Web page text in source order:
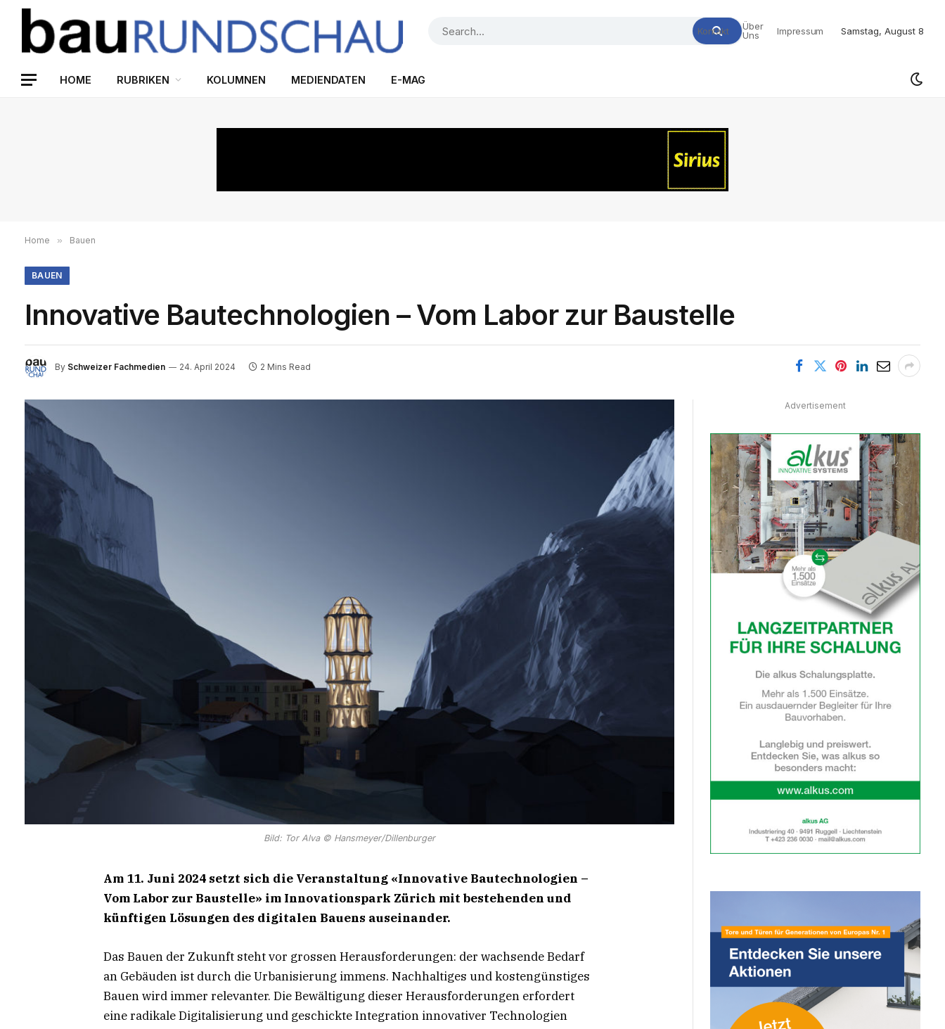
Kontakt
Über
Uns
Impressum Samstag, August 8
HOME RUBRIKEN KOLUMNEN MEDIENDATEN E-MAG
Home » Bauen
BAUEN
Innovative Bautechnologien – Vom Labor zur Baustelle
By Schweizer Fachmedien 24. April 2024 2 Mins Read
Bild: Tor Alva © Hansmeyer/Dillenburger
Am 11. Juni 2024 setzt sich die Veranstaltung «Innovative Bautechnologien –
Vom Labor zur Baustelle» im Innovationspark Zürich mit bestehenden und
künftigen Lösungen des digitalen Bauens auseinander.
Das Bauen der Zukunft steht vor grossen Herausforderungen: der wachsende Bedarf
an Gebäuden ist durch die Urbanisierung immens. Nachhaltiges und kostengünstiges
Bauen wird immer relevanter. Die Bewältigung dieser Herausforderungen erfordert
eine radikale Digitalisierung und geschickte Integration innovativer Technologien
Advertisement